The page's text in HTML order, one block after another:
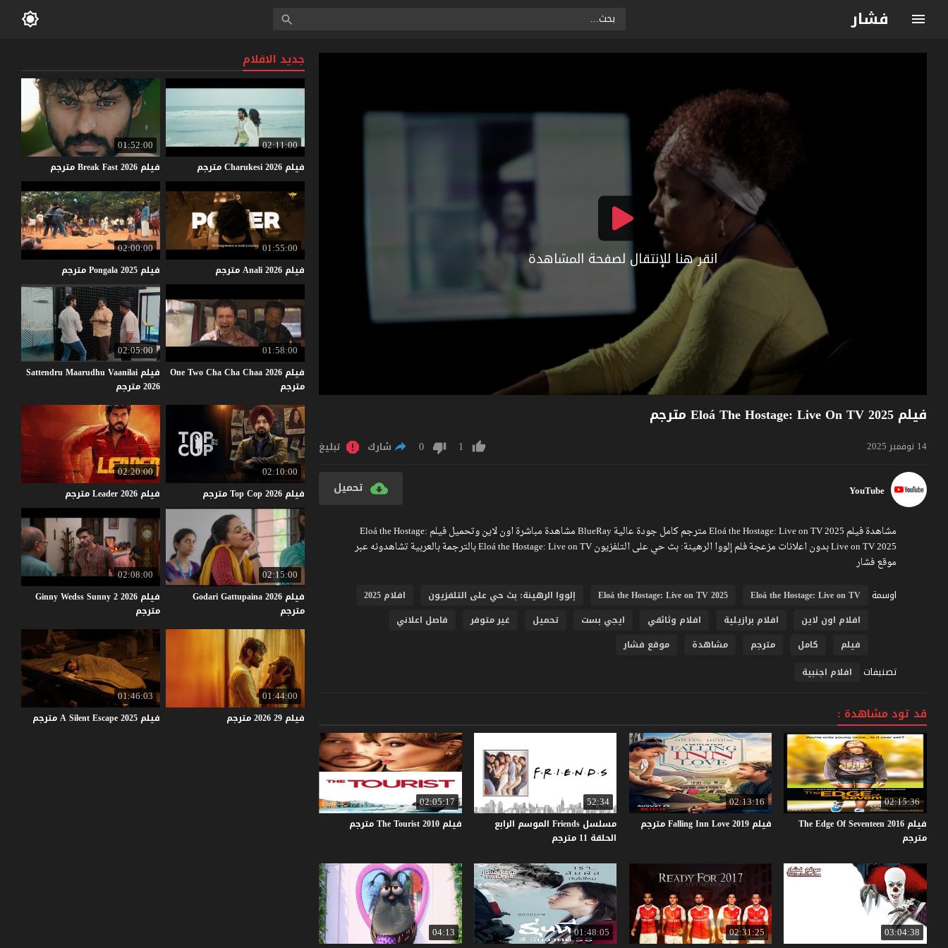
فشار
انقر هنا للإنتقال لصفحة المشاهدة
فيلم Eloá The Hostage: Live On TV 2025 مترجم
14 نوفمبر 2025 1
0 شارك تبليغ
YouTube تحميل
مشاهدة فيلم Eloá the Hostage: Live on TV 2025 مترجم كامل جودة عالية BlueRay مشاهدة مباشرة اون لاين وتحميل فيلم Eloá the Hostage:
Live on TV 2025 بدون اعلانات مزعجة فلم إلووا الرهينة: بث حي على التلفزيون Eloá the Hostage: Live on TV بالترجمة بالعربية تشاهدونه عبر
موقع فشار
اوسمة
Eloá the Hostage: Live on TV
Eloá the Hostage: Live on TV 2025 إلووا الرهينة: بث حي على التلفزيون
افلام 2025
افلام اون لاين
افلام برازيلية افلام وثائقي ايجي بست تحميل غير متوفر
فاصل اعلاني
فيلم
كامل مترجم مشاهدة موقع فشار
تصنيفات افلام اجنبية
قد تود مشاهدة :
02:15:36
فيلم The Edge Of Seventeen 2016
مترجم
02:13:16
فيلم FallingInnLove2019 مترجم
52:34
مسلسل Friends الموسم الرابع
الحلقة 11 مترجم
02:05:17
فيلم TheTourist2010 مترجم
03:04:38
02:31:25
01:48:05
04:13
جديد الافلام
02:11:00
فيلم Charukesi2026 مترجم
01:52:00
فيلم BreakFast2026 مترجم
01:55:00
فيلم Anali2026 مترجم
02:00:00
فيلم Pongala2025 مترجم
01:58:00
فيلم One Two Cha Cha Chaa 2026
مترجم
02:05:00
فيلم Sattendru Maarudhu Vaanilai
2026 مترجم
02:10:00
فيلم TopCop2026 مترجم
02:20:00
فيلم Leader2026 مترجم
02:15:00
فيلم Godari Gattupaina 2026
مترجم
02:08:00
فيلم Ginny Wedss Sunny 2 2026
مترجم
01:44:00
فيلم 29
2026مترجم
01:46:03
فيلم ASilentEscape2025 مترجم